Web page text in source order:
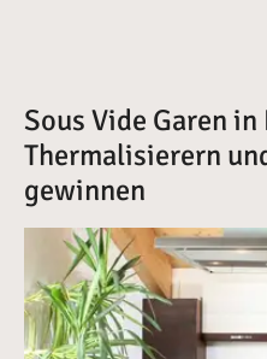
Sous Vide Garen
Thermalisierern
gewinnen
Vergrößerte Version